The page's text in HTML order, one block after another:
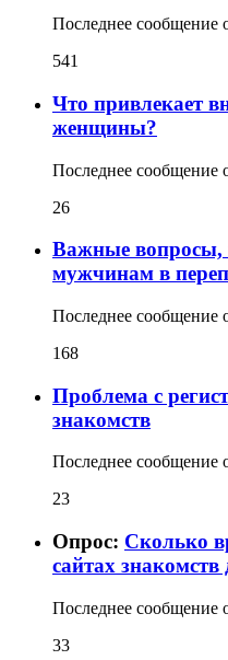
Последнее сообщение
541
Что привлекает
женщины?
Последнее сообщение
26
Важные вопросы,
мужчинам в
Последнее сообщение
168
Проблема с
знакомств
Последнее сообщение
23
Опрос: Сколько
сайтах
Последнее сообщение
33